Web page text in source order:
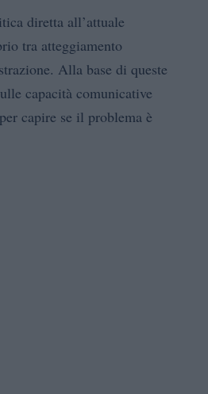
diretta all’attuale
tra atteggiamento
Alla base di queste
capacità comunicative
capire se il problema è